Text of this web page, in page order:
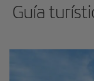
Guía